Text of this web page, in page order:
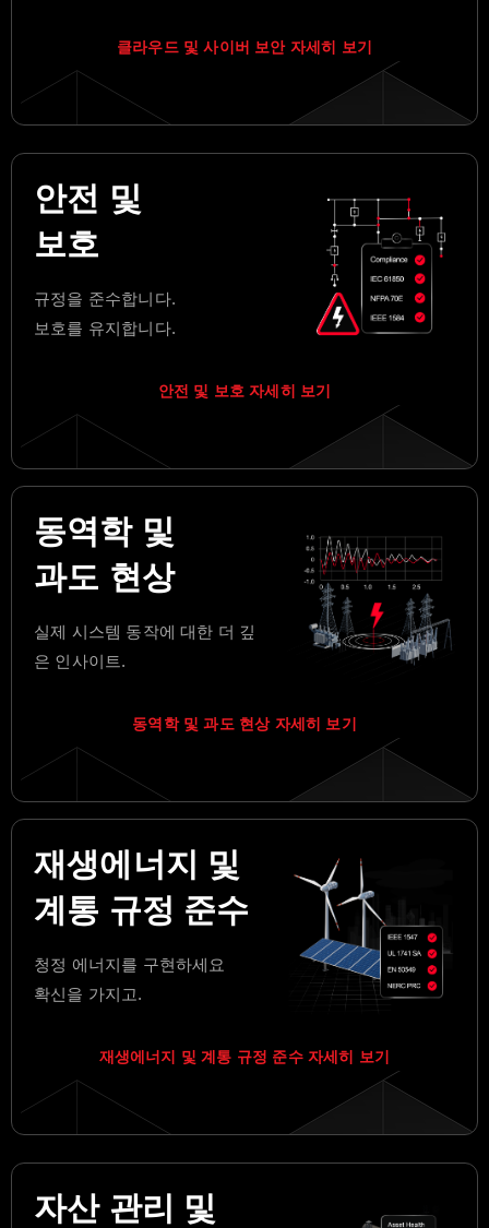
클라우드 및 사이버 보안 자세히 보기
안전 및
보호
규정을 준수합니다.
보호를 유지합니다.
안전 및 보호 자세히 보기
동역학 및
과도 현상
실제 시스템 동작에 대한 더 깊
은 인사이트.
동역학 및 과도 현상 자세히 보기
재생에너지 및
계통 규정 준수
청정 에너지를 구현하세요
확신을 가지고.
재생에너지 및 계통 규정 준수 자세히 보기
자산 관리 및